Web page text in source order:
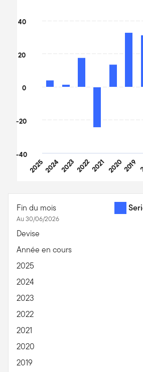
The chart has 1 Y axis displaying
20252024202320222021 20202019
-40
-20
0
20
40
Fin du mois
Au 30/06/2026
Devise
Année en cours
2025
2024
2023
2022
2021
2020
2019